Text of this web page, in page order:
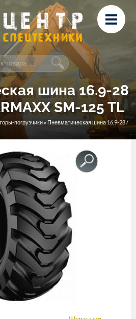
Лизинг
и ремонт
Контакты
шина 16.9-28
SM-125 TL
погрузчики » Пневматическая шина 16.9-28 /